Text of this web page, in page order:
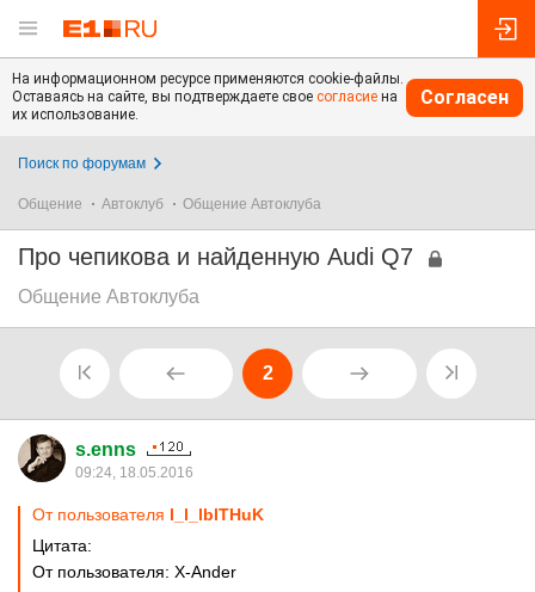
На информационном ресурсе применяются cookie-файлы.
Оставаясь на сайте, вы подтверждаете свое согласие на
их использование.
Согласен
Поиск по форумам
Общение Автоклуб Общение Автоклуба
Про чепикова и найденную Audi Q7
Общение Автоклуба
2
s.enns
09:24, 18.05.2016
От пользователя l_l_lblTHuK
Цитата:
От пользователя: X-Ander